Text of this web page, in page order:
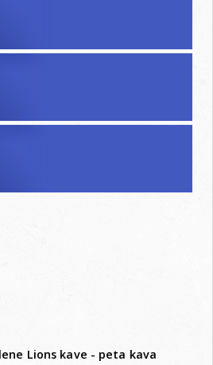
Lions kave - peta kava